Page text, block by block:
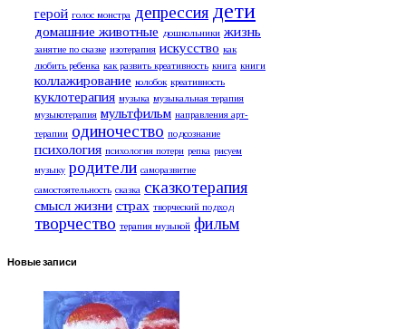
герой голос монстра депрессия дети
домашние животные дошкольники жизнь
занятие по сказке изотерапия искусство как
любить ребенка как развить креативность книга книги
коллажирование колобок креативность
куклотерапия музыка музыкальная терапия
музыкотерапия мультфильм направления арт-
терапии одиночество подсознание
психология психология потери репка рисуем
музыку родители саморазвитие
самостоятельность сказка сказкотерапия
смысл жизни страх творческий подход
творчество терапия музыкой фильм
Новые записи